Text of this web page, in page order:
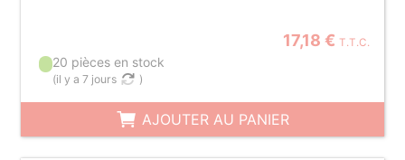
17,18 € T.T.C.
20 pièces en stock
(il y a 7 jours )
AJOUTER AU PANIER